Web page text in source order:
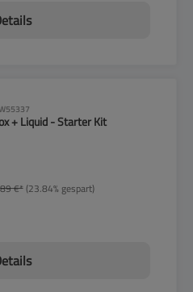
+ Liquid - Starter Kit
€*(23.84% gespart)